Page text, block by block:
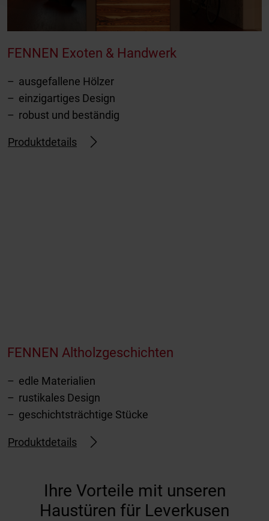
FENNEN Exoten & Handwerk
ausgefallene Hölzer
einzigartiges Design
robust und beständig
Produktdetails
FENNEN Altholzgeschichten
edle Materialien
rustikales Design
geschichtsträchtige Stücke
Produktdetails
Ihre Vorteile mit unseren
Haustüren für Leverkusen